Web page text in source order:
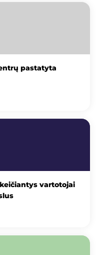
pastatyta
vartotojai